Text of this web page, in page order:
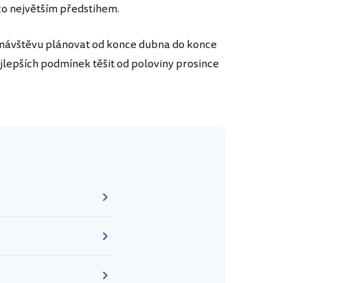
největším předstihem.
plánovat od konce dubna do konce
podmínek těšit od poloviny prosince